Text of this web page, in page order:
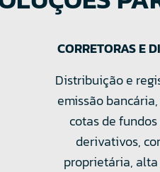
Depósito
bancária,
com alta
Respostas
sem